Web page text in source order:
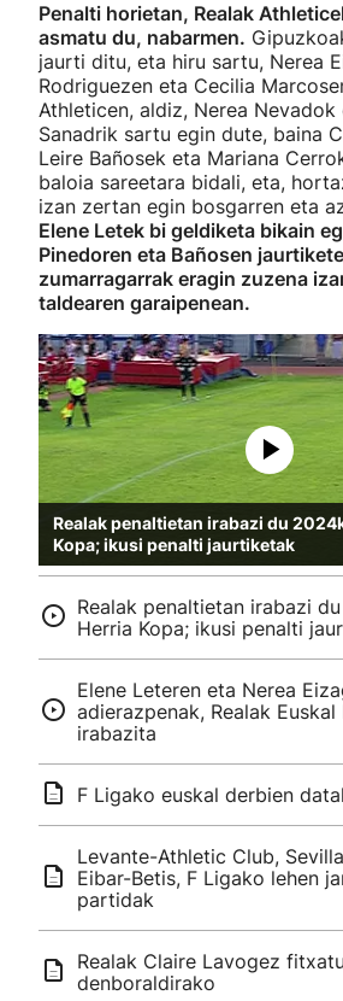
Penalti horietan, Realak
asmatu du, nabarmen.
jaurti ditu, eta hiru sartu, Nerea
Rodriguezen eta Cecilia
Athleticen, aldiz, Nerea Nevadok
Sanadrik sartu egin dute, baina
Leire Bañosek eta Mariana
baloia sareetara bidali, eta,
izan zertan egin bosgarren eta
Elene Letek bi geldiketa bikain
Pinedoren eta Bañosen
zumarragarrak eragin zuzena
taldearen garaipenean.
Realak penaltietan irabazi du
Kopa; ikusi penalti jaurtiketak
Realak penaltietan irabazi
Herria Kopa; ikusi penalti
Elene Leteren eta Nerea
adierazpenak, Realak Euskal
irabazita
F Ligako euskal derbien
Levante-Athletic Club,
Eibar-Betis, F Ligako lehen
partidak
Realak Claire Lavogez
denboraldirako